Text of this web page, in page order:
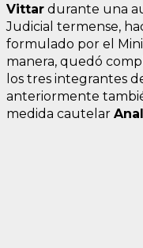
Vittar durante una
Judicial termense,
formulado por el
manera, quedó
los tres integrantes
anteriormente
medida cautelar